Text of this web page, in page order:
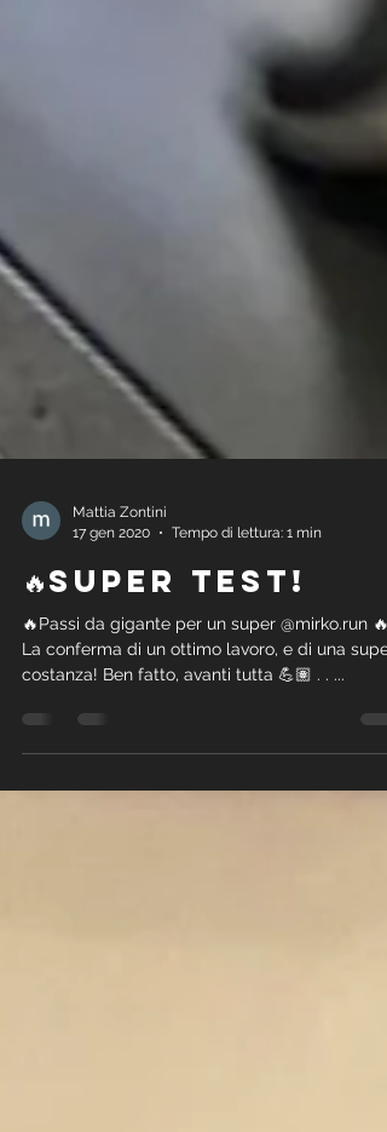
17 gen 2020
Tempo di lettura: 1 min
🔥Super test!
🔥Passi da gigante per un super @mirko.run 🔥